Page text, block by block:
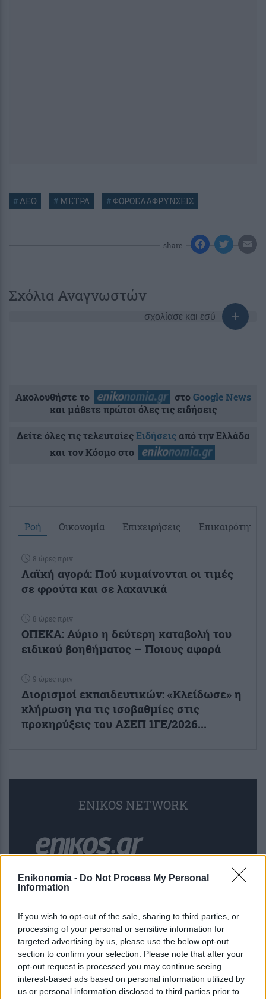
Enikonomia - Do Not Process My Personal
Information
If you wish to opt-out of the sale, sharing to third parties, or
processing of your personal or sensitive information for
targeted advertising by us, please use the below opt-out
section to confirm your selection. Please note that after your
opt-out request is processed you may continue seeing
interest-based ads based on personal information utilized by
us or personal information disclosed to third parties prior to
# ΔΕΘ # ΜΕΤΡΑ #ΦΟΡΟΕΛΑΦΡΥΝΣΕΙΣ
share
Σχόλια Αναγνωστών
σχολίασε και εσύ
Ακολουθήστε το στοGoogle News
και μάθετε πρώτοι όλες τις ειδήσεις
Δείτε όλες τις τελευταίεςΕιδήσειςαπό την Ελλάδα
και τον Κόσμο στο
Ροή Οικονομία Επιχειρήσεις Επικαιρότητα
8 ώρες πριν
Λαϊκή αγορά: Πού κυμαίνονται οι τιμές
σε φρούτα και σε λαχανικά
8 ώρες πριν
ΟΠΕΚΑ: Αύριο η δεύτερη καταβολή του
ειδικού βοηθήματος – Ποιους αφορά
9 ώρες πριν
Διορισμοί εκπαιδευτικών: «Κλείδωσε» η
κλήρωση για τις ισοβαθμίες στις
προκηρύξεις του ΑΣΕΠ 1ΓΕ/2026...
ENIKOS NETWORK
Συμφωνία αμυντικής συνεργασίας